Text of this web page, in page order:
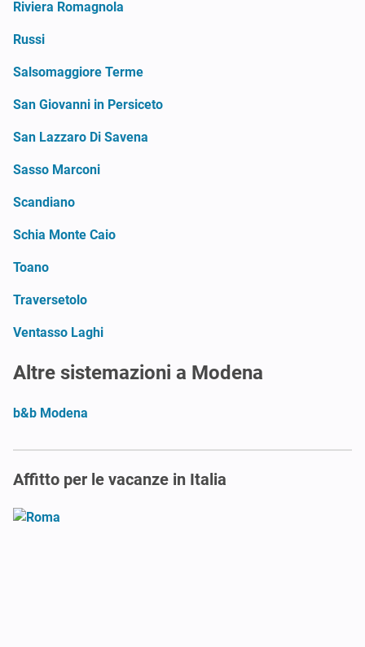
Riviera Romagnola
Russi
Salsomaggiore Terme
San Giovanni in Persiceto
San Lazzaro Di Savena
Sasso Marconi
Scandiano
Schia Monte Caio
Toano
Traversetolo
Ventasso Laghi
Altre sistemazioni a Modena
b&b Modena
Affitto per le vacanze in Italia